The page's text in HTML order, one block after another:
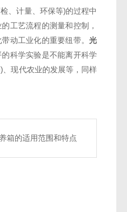
、计量、环保等)的过程中
工艺流程的测量和控制，
动工业化的重要纽带。 光
科学实验是不能离开科学
现代农业的发展等，同样
箱的适用范围和特点